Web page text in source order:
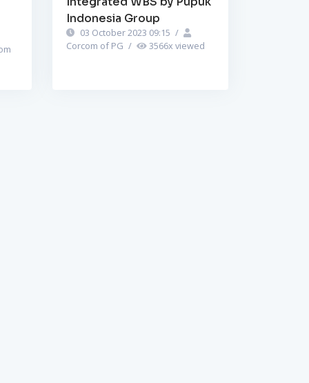
Indonesia Group
03 October 2023 09:15 /
Corcom of PG / 3566x viewed